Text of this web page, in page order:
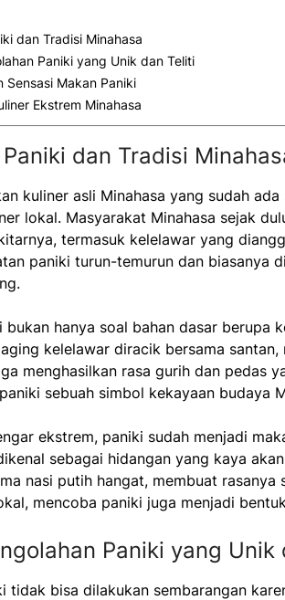
dan Tradisi Minahasa
Paniki yang Unik dan Teliti
Sensasi Makan Paniki
Ekstrem Minahasa
dan Tradisi
kuliner asli Minahasa yang sudah
lokal. Masyarakat Minahasa sejak
termasuk kelelawar yang
paniki turun-temurun dan biasanya
bukan hanya soal bahan dasar berupa
kelelawar diracik bersama
menghasilkan rasa gurih dan pedas
sebuah simbol kekayaan budaya
ekstrem, paniki sudah menjadi
sebagai hidangan yang kaya
nasi putih hangat, membuat
mencoba paniki juga menjadi
Paniki yang Unik
tidak bisa dilakukan sembarangan